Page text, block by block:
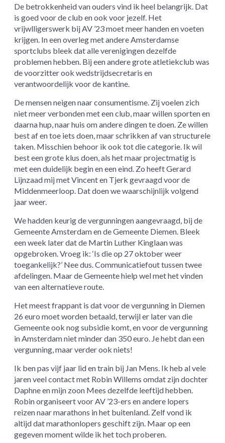
De betrokkenheid van ouders vind ik heel belangrijk. Dat
is goed voor de club en ook voor jezelf. Het
vrijwlligerswerk bij AV ’23 moet meer handen en voeten
krijgen. In een overleg met andere Amsterdamse
sportclubs bleek dat alle verenigingen dezelfde
problemen hebben. Bij een andere grote atletiekclub was
de voorzitter ook wedstrijdsecretaris en
verantwoordelijk voor de kantine.
De mensen neigen naar consumentisme. Zij voelen zich
niet meer verbonden met een club, maar willen sporten en
daarna hup, naar huis om andere dingen te doen. Ze willen
best af en toe iets doen, maar schrikken af van structurele
taken. Misschien behoor ik ook tot die categorie. Ik wil
best een grote klus doen, als het maar projectmatig is
met een duidelijk begin en een eind. Zo heeft Gerard
Lijnzaad mij met Vincent en Tjerk gevraagd voor de
Middenmeerloop. Dat doen we waarschijnlijk volgend
jaar weer.
We hadden keurig de vergunningen aangevraagd, bij de
Gemeente Amsterdam en de Gemeente Diemen. Bleek
een week later dat de Martin Luther Kinglaan was
opgebroken. Vroeg ik: ‘Is die op 27 oktober weer
toegankelijk?’ Nee dus. Communicatiefout tussen twee
afdelingen. Maar de Gemeente hielp wel met het vinden
van een alternatieve route.
Het meest frappant is dat voor de vergunning in Diemen
26 euro moet worden betaald, terwijl er later van die
Gemeente ook nog subsidie komt, en voor de vergunning
in Amsterdam niet minder dan 350 euro. Je hebt dan een
vergunning, maar verder ook niets!
Ik ben pas vijf jaar lid en train bij Jan Mens. Ik heb al vele
jaren veel contact met Robin Willems omdat zijn dochter
Daphne en mijn zoon Mees dezelfde leeftijd hebben.
Robin organiseert voor AV ’23-ers en andere lopers
reizen naar marathons in het buitenland. Zelf vond ik
altijd dat marathonlopers geschift zijn. Maar op een
gegeven moment wilde ik het toch proberen.